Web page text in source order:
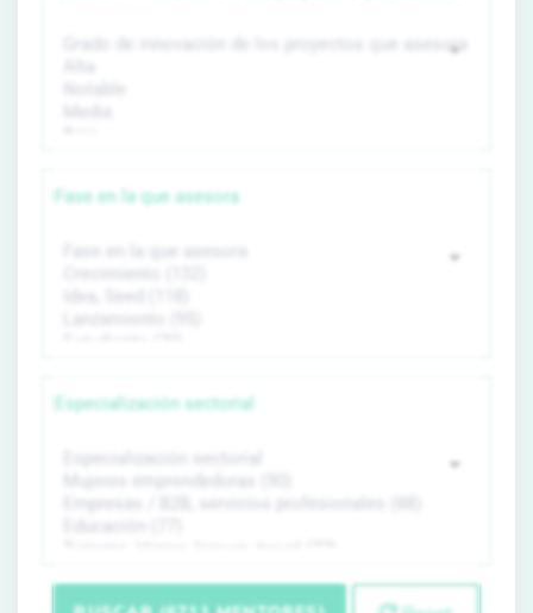
Fase en la que asesora
Especialización sectorial